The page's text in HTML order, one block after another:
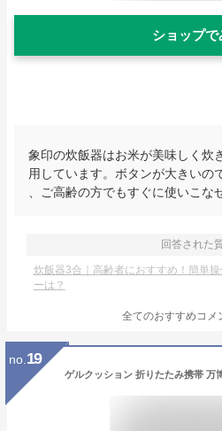
ショップで
象印の炊飯器はお米が美味しく炊
用しています。ボタンが大きいの
、ご高齢の方でもすぐに使いこな
回答された
炊飯器3合｜高齢者におすすめ！簡単
ーは？
全てのおすすめコメ
no. 19